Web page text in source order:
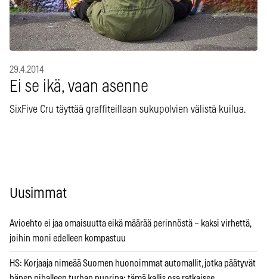
29.4.2014
Ei se ikä, vaan asenne
SixFive Cru täyttää graffiteillaan sukupolvien välistä kuilua.
Uusimmat
Avioehto ei jaa omaisuutta eikä määrää perinnöstä – kaksi virhettä,
joihin moni edelleen kompastuu
HS: Korjaaja nimeää Suomen huonoimmat automallit, jotka päätyvät